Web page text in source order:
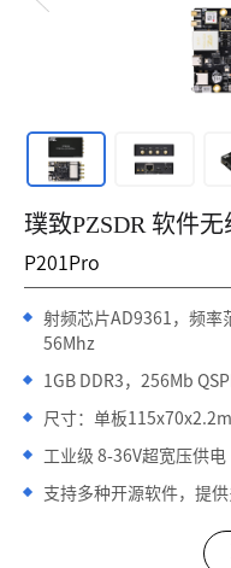
璞致PZSDR 软件无
P201Pro
射频芯片AD9361，频率
56Mhz
1GB DDR3，256Mb
尺寸：单板
工业级 8-36V超宽压供
支持多种开源软件，提